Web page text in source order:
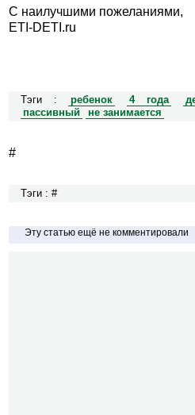
С наилучшими пожеланиями,
ETI-DETI.ru
Тэги : ребенок 4 года
пассивный
не занимается
#
Тэги : #
Эту статью ещё не комментировали